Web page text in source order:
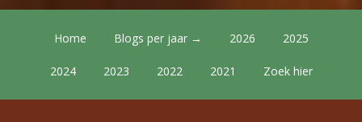
Footer Menu
content
Home Blogs per jaar → 2026 2025
2024 2023 2022 2021 Zoek hier